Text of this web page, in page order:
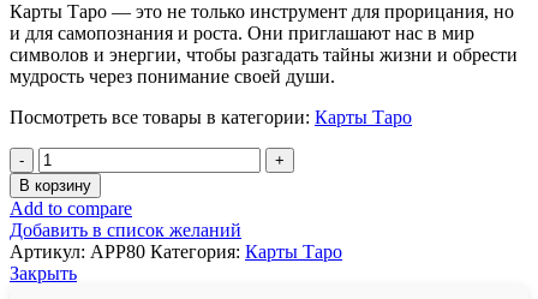
Карты Таро — это не только инструмент для прорицания, но
и для самопознания и роста. Они приглашают нас в мир
символов и энергии, чтобы разгадать тайны жизни и обрести
мудрость через понимание своей души.
Посмотреть все товары в категории: Карты Таро
Количество
товара
Карты
Таро
"Apprentice
Tarot
Deck"
В корзину
Add to compare
Добавить в список желаний
Артикул: APP80 Категория: Карты Таро
Закрыть